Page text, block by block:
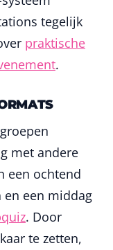
tegelijk
praktische
.
met andere
een ochtend
een middag
. Door
te zetten,